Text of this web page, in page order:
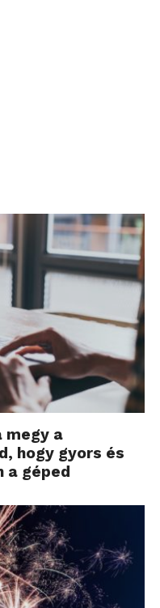
megy a
hogy gyors és
a géped